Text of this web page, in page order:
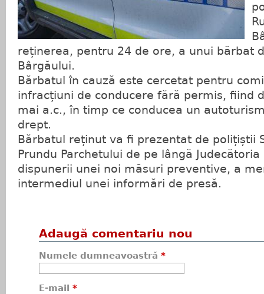
reținerea, pentru 24 de ore, a unui bărbat
Bârgăului.
Bărbatul în cauză este cercetat pentru
infracțiuni de conducere fără permis, fiind
mai a.c., în timp ce conducea un
drept.
Bărbatul reținut va fi prezentat de polițiștii
Prundu Parchetului de pe lângă
dispunerii unei noi măsuri preventive, a
intermediul unei informări de presă.
Adaugă comentariu nou
Numele dumneavoastră *
E-mail *